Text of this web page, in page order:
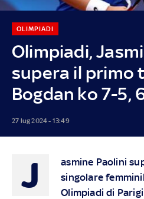
Olimpiadi,
supera il primo
Bogdan ko 7-5,
OLIMPIADI
27 lug 2024 - 13:49
J
asmine Paolini
singolare
Olimpiadi di